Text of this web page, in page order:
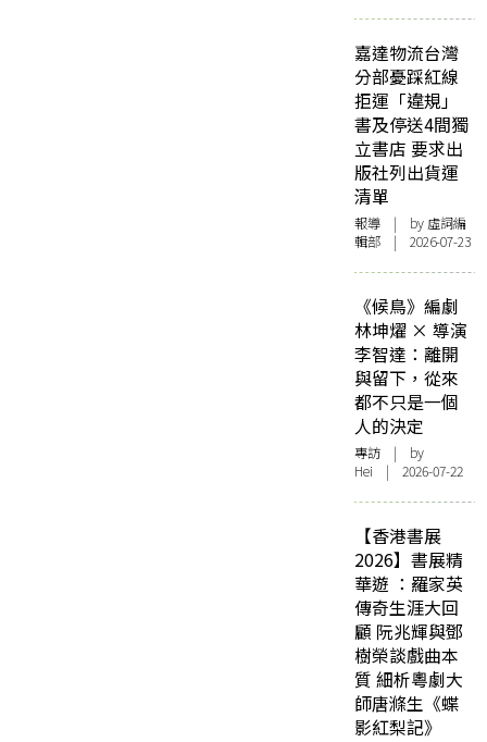
嘉達物流台灣
分部憂踩紅線
拒運「違規」
書及停送4間獨
立書店 要求出
版社列出貨運
清單
報導 | by 虛詞編
輯部 | 2026-07-23
《候鳥》編劇
林坤燿 × 導演
李智達：離開
與留下，從來
都不只是一個
人的決定
專訪 | by
Hei | 2026-07-22
【香港書展
2026】書展精
華遊 ：羅家英
傳奇生涯大回
顧 阮兆輝與鄧
樹榮談戲曲本
質 細析粵劇大
師唐滌生《蝶
影紅梨記》